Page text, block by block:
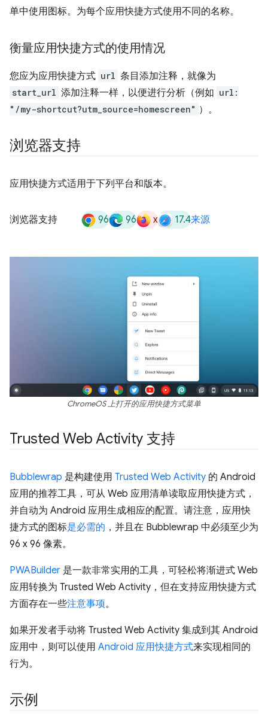
单中使用图标。为每个应用快捷方式使用不同的名称。
衡量应用快捷方式的使用情况
您应为应用快捷方式 url 条目添加注释，就像为
start_url 添加注释一样，以便进行分析（例如 url:
"/my-shortcut?utm_source=homescreen" ）。
浏览器支持
应用快捷方式适用于下列平台和版本。
浏览器支持 96 96 x 17.4来源
ChromeOS 上打开的应用快捷方式菜单
Trusted Web Activity 支持
Bubblewrap 是构建使用 Trusted Web Activity 的 Android
应用的推荐工具，可从 Web 应用清单读取应用快捷方式，
并自动为 Android 应用生成相应的配置。请注意，应用快
捷方式的图标是必需的 ，并且在 Bubblewrap 中必须至少为
96 x 96 像素。
PWABuilder 是一款非常实用的工具，可轻松将渐进式 Web
应用转换为 Trusted Web Activity，但在支持应用快捷方式
方面存在一些注意事项。
如果开发者手动将 Trusted Web Activity 集成到其 Android
应用中，则可以使用 Android 应用快捷方式来实现相同的
行为。
示例